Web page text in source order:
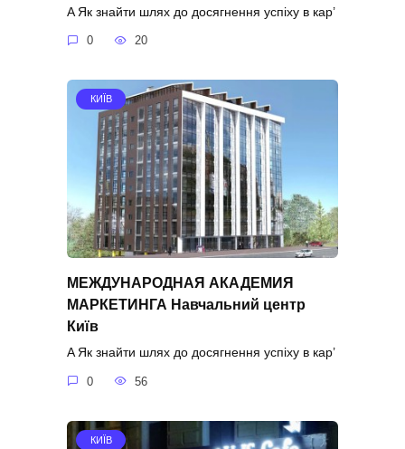
A Як знайти шлях до досягнення успіху в кар’
0 20
КИЇВ
МЕЖДУНАРОДНАЯ АКАДЕМИЯ
МАРКЕТИНГА Навчальний центр
Київ
A Як знайти шлях до досягнення успіху в кар’
0 56
КИЇВ